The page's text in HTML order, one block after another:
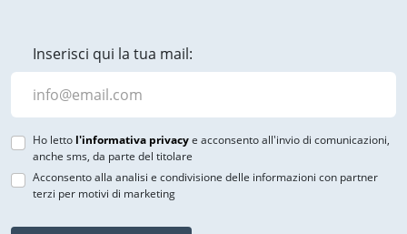
Inserisci qui la tua mail:
Ho letto l'informativa privacye acconsento all'invio di comunicazioni,
anche sms, da parte del titolare
Acconsento alla analisi e condivisione delle informazioni con partner
terzi per motivi di marketing